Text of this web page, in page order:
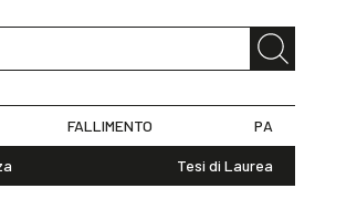
FALLIMENTO PA
Tesi di Laurea